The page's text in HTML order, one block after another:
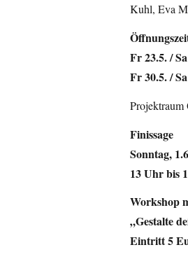
Kuhl, Eva
Fr 23.5. /
Fr 30.5. /
Projektraum
Finissage
Sonntag,
13 Uhr bis
Workshop
„Gestalte
Eintritt 5